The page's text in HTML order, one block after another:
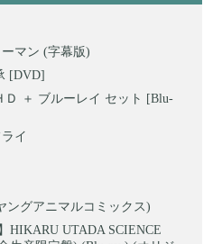
マン (字幕版)
[DVD]
＋ ブルーレイ セット [Blu-
イ
ングアニマルコミックス)
HIKARU UTADA SCIENCE